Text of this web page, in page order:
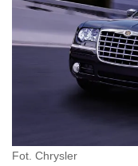
Fot. Chrysler